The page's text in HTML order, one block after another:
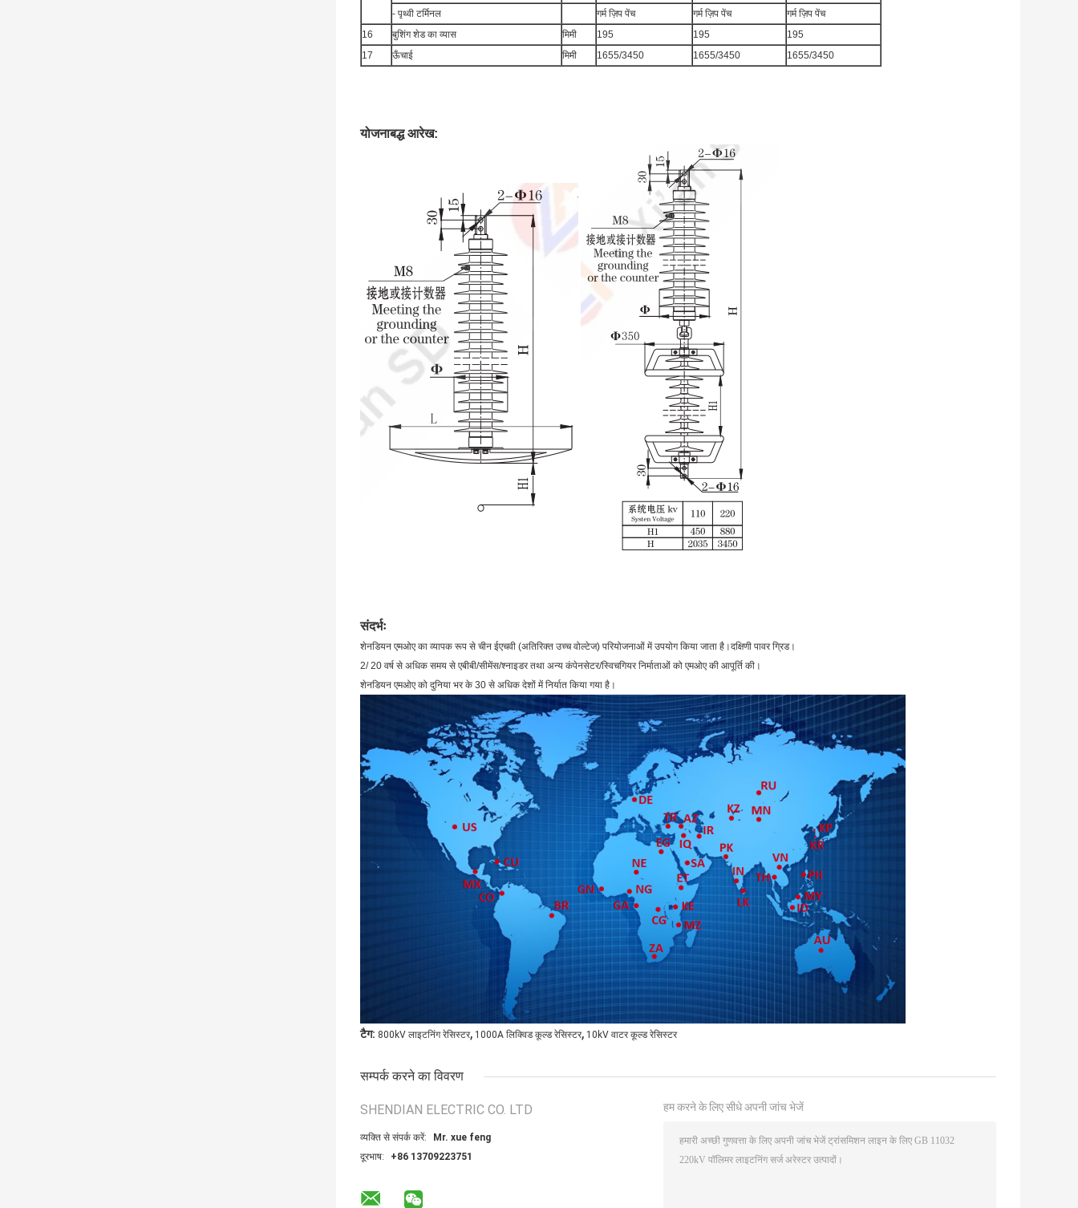
- पृथ्वी टर्मिनल
गर्म ज़िप पेंच गर्म ज़िप पेंच
गर्म ज़िप पेंच
16
बुशिंग शेड का व्यास मिमी 195 195
195
17
ऊँचाई मिमी 1655/3450 1655/3450 1655/3450
योजनाबद्ध आरेख:
संदर्भः
शेनडियन एमओए का व्यापक रूप से चीन ईएचवी (अतिरिक्त उच्च वोल्टेज) परियोजनाओं में उपयोग किया जाता है।दक्षिणी पावर ग्रिड।
2/ 20 वर्ष से अधिक समय से एबीबी/सीमेंस/श्नाइडर तथा अन्य कंपेनसेटर/स्विचगियर निर्माताओं को एमओए की आपूर्ति की।
शेनडियन एमओए को दुनिया भर के 30 से अधिक देशों में निर्यात किया गया है।
टैग: 800kV लाइटनिंग रेसिस्टर, 1000A लिक्विड कूल्ड रेसिस्टर, 10kV वाटर कूल्ड रेसिस्टर
सम्पर्क करने का विवरण
SHENDIAN ELECTRIC CO. LTD
व्यक्ति से संपर्क करें:
Mr. xue feng
दूरभाष:
+86 13709223751
हम करने के लिए सीधे अपनी जांच भेजें